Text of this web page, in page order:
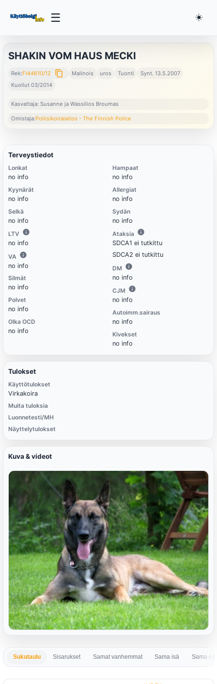
☰ ☀️
SHAKIN VOM HAUS MECKI
Rek:FI44610/12 content_copy Malinois uros Tuonti
Synt. 13.5.2007
Kuollut 03/2014
Kasvattaja: Susanne ja Wassilios Broumas
Omistaja:Poliisikoiralaitos - The Finnish Police
Terveystiedot
Lonkat
no info
Kyynärät
no info
Selkä
no info
LTV
no info
VA
no info
Silmät
no info
Polvet
no info
Olka OCD
no info
Hampaat
no info
Allergiat
no info
Sydän
no info
Ataksia
SDCA1 ei tutkittu
SDCA2 ei tutkittu
DM
no info
CJM
no info
Autoimm.sairaus
no info
Kivekset
no info
Tulokset
Käyttötulokset
Virkakoira
Muita tuloksia
Luonnetesti/MH
Näyttelytulokset
Kuva & videot
Sukutaulu Sisarukset Samat vanhemmat Sama isä Sama